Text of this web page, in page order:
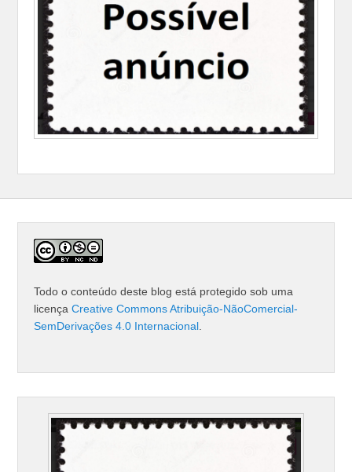
Todo o conteúdo deste blog está protegido sob uma
licençaCreative Commons Atribuição-NãoComercial-
SemDerivações 4.0 Internacional